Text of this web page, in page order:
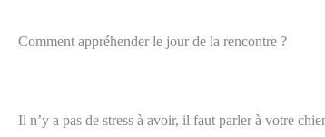
Comment appréhender le jour de la rencontre ?
Il n’y a pas de stress à avoir, il faut parler à votre